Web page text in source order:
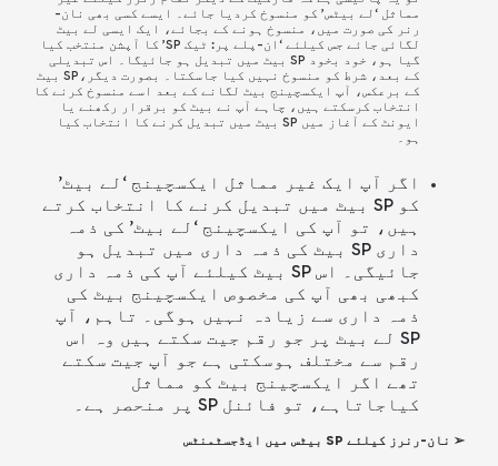
مماثل ‘لے بیٹس’ کو منسوخ کردیا جائے۔ ایسے کسی بھی نان-
رنر کی صورت میں، منسوخ ہونے کے بجائے، ایک ایسی لے بیٹ
لگائی جائے جس کیلئے ‘ان-پلے پر: ٹیک SP’ کا آپشن منتخب کیا
گیا ہو، خود بخود SP بیٹ میں تبدیل ہو جائیگا۔ اس تبدیلی
کے بعد، شرط کو منسوخ نہیں کیا جاسکتا۔ بصورت دیگر،SP بیٹ
کے برعکس، آپ ایکسچینج بیٹ لگانے کے بعد اسے منسوخ کرنے کا
انتخاب کرسکتے ہیں، چاہے آپ نے بیٹ کو برقرار رکھنے یا
ایونٹ کے آغاز میں SP بیٹ میں تبدیل کرنے کا انتخاب کیا
ہو۔
اگر آپ ایک غیر مماثل ایکسچینج ‘لے بیٹ’
کو SP بیٹ میں تبدیل کرنے کا انتخاب کرتے
ہیں، تو آپ کی ایکسچینج ‘لے بیٹ’ کی ذمہ
داری SP بیٹ کی ذمہ داری میں تبدیل ہو
جائیگی۔ اس SP بیٹ کیلئے آپ کی ذمہ داری
کبھی بھی آپ کی مخصوص ایکسچینج بیٹ کی
ذمہ داری سے زیادہ نہیں ہوگی۔ تاہم، آپ
SP لے بیٹ پر جو رقم جیت سکتے ہیں وہ اس
رقم سے مختلف ہوسکتی ہے جو آپ جیت سکتے
تھے اگر ایکسچینج بیٹ کو مماثل
کیاجاتاہے، تو فائنل SP پر منحصر ہے۔
➢ نان-رنرز کیلئے SP بیٹس میں ایڈجسٹمنٹس